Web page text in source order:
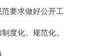
要求做好公开工
度化、规范化。